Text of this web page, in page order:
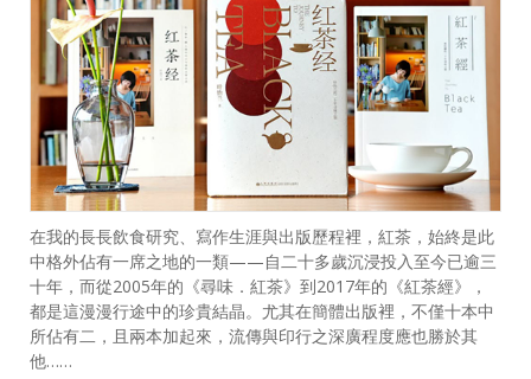
在我的長長飲食研究、寫作生涯與出版歷程裡，紅茶，始終是此
中格外佔有一席之地的一類——自二十多歲沉浸投入至今已逾三
十年，而從2005年的《尋味．紅茶》到2017年的《紅茶經》，
都是這漫漫行途中的珍貴結晶。尤其在簡體出版裡，不僅十本中
所佔有二，且兩本加起來，流傳與印行之深廣程度應也勝於其
他……